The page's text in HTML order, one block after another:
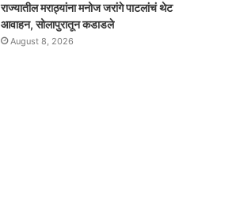
राज्यातील मराठ्यांना मनोज जरांगे पाटलांचं थेट
आवाहन, सोलापुरातून कडाडले
August 8, 2026